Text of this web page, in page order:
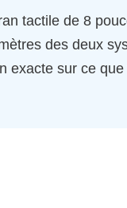
tactile de 8
des deux
exacte sur ce que